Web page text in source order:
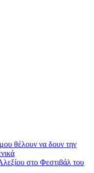
θέλουν να δουν την
στο Φεστιβάλ του